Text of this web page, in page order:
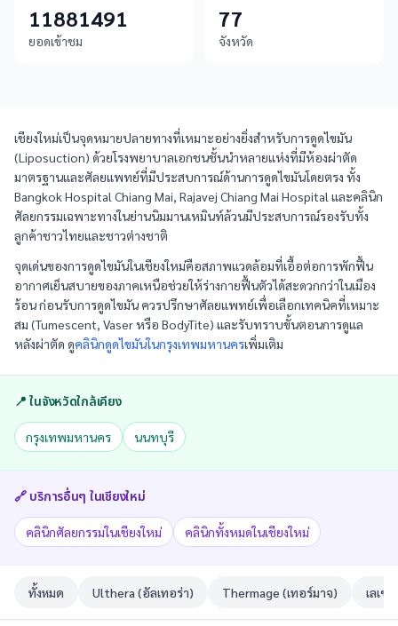
11881491
ยอดเข้าชม
77
จังหวัด
เชียงใหม่เป็นจุดหมายปลายทางที่เหมาะอย่างยิ่งสำหรับการดูดไขมัน
(Liposuction) ด้วยโรงพยาบาลเอกชนชั้นนำหลายแห่งที่มีห้องผ่าตัด
มาตรฐานและศัลยแพทย์ที่มีประสบการณ์ด้านการดูดไขมันโดยตรง ทั้ง
Bangkok Hospital Chiang Mai, Rajavej Chiang Mai Hospital และคลินิก
ศัลยกรรมเฉพาะทางในย่านนิมมานเหมินท์ล้วนมีประสบการณ์รองรับทั้ง
ลูกค้าชาวไทยและชาวต่างชาติ
จุดเด่นของการดูดไขมันในเชียงใหม่คือสภาพแวดล้อมที่เอื้อต่อการพักฟื้น
อากาศเย็นสบายของภาคเหนือช่วยให้ร่างกายฟื้นตัวได้สะดวกกว่าในเมือง
ร้อน ก่อนรับการดูดไขมัน ควรปรึกษาศัลยแพทย์เพื่อเลือกเทคนิคที่เหมาะ
สม (Tumescent, Vaser หรือ BodyTite) และรับทราบขั้นตอนการดูแล
หลังผ่าตัด ดูคลินิกดูดไขมันในกรุงเทพมหานครเพิ่มเติม
📍 ในจังหวัดใกล้เคียง
กรุงเทพมหานคร นนทบุรี
🔗 บริการอื่นๆ ในเชียงใหม่
คลินิกศัลยกรรมในเชียงใหม่ คลินิกทั้งหมดในเชียงใหม่
ทั้งหมด Ulthera (อัลเทอร่า) Thermage (เทอร์มาจ) เลเซ